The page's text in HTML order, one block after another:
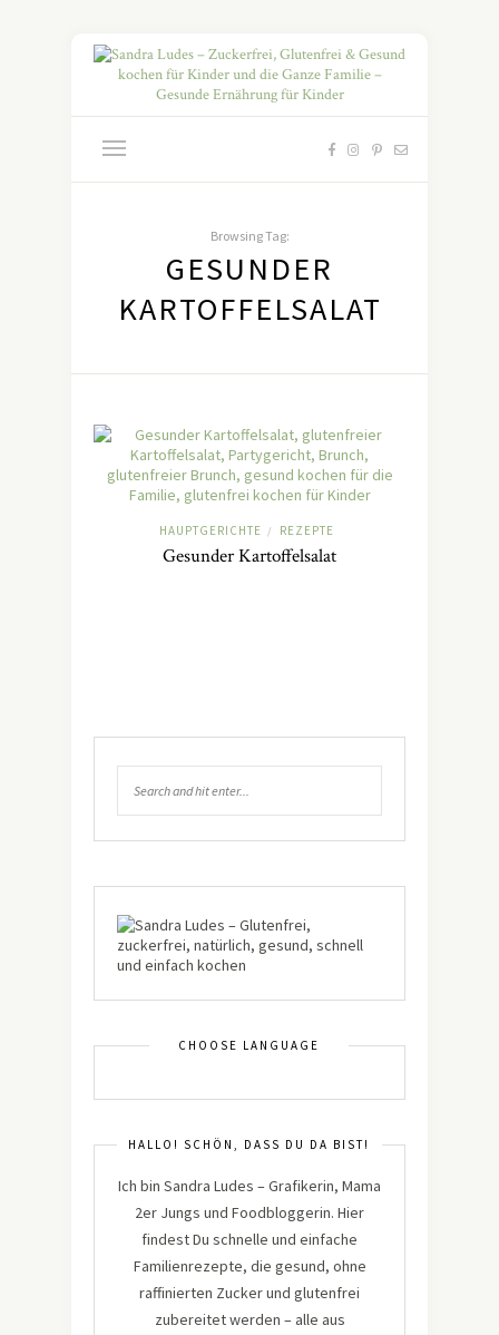
Browsing Tag:
GESUNDER
KARTOFFELSALAT
HAUPTGERICHTE / REZEPTE
Gesunder Kartoffelsalat
CHOOSE LANGUAGE
HALLO! SCHÖN, DASS DU DA BIST!
Ich bin Sandra Ludes – Grafikerin, Mama
2er Jungs und Foodbloggerin. Hier
findest Du schnelle und einfache
Familienrezepte, die gesund, ohne
raffinierten Zucker und glutenfrei
zubereitet werden – alle aus